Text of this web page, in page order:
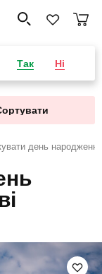
Так Ні
день